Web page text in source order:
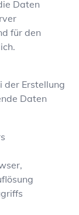
Daten
für den
der Erstellung
Daten